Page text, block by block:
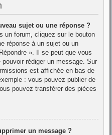
sujet ou une réponse ?
un forum, cliquez sur le bouton
réponse à un sujet ou un
». Il se peut que vous
rédiger un message. Sur
est affichée en bas de
: vous pouvez publier de
pouvez transférer des pièces
un message ?